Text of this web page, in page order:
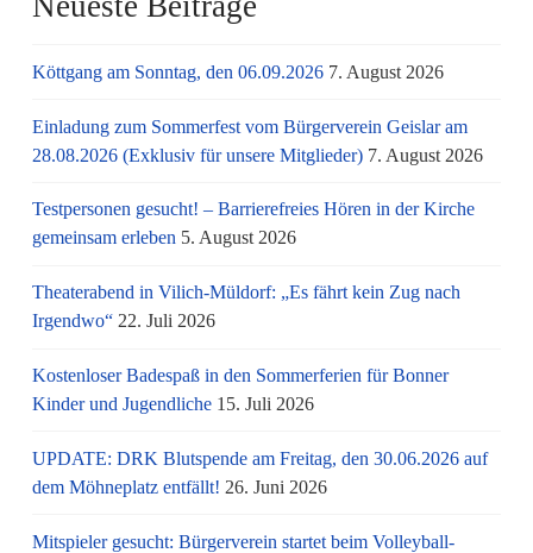
Köttgang am Sonntag, den 06.09.2026 7. August 2026
Einladung zum Sommerfest vom Bürgerverein Geislar am
28.08.2026 (Exklusiv für unsere Mitglieder) 7. August 2026
Testpersonen gesucht! – Barrierefreies Hören in der Kirche
gemeinsam erleben 5. August 2026
Theaterabend in Vilich-Müldorf: „Es fährt kein Zug nach
Irgendwo“ 22. Juli 2026
Kostenloser Badespaß in den Sommerferien für Bonner
Kinder und Jugendliche 15. Juli 2026
UPDATE: DRK Blutspende am Freitag, den 30.06.2026 auf
dem Möhneplatz entfällt! 26. Juni 2026
Mitspieler gesucht: Bürgerverein startet beim Volleyball-